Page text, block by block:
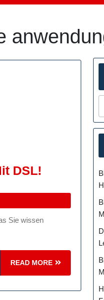
DSL!
READ MORE
READ
MORE